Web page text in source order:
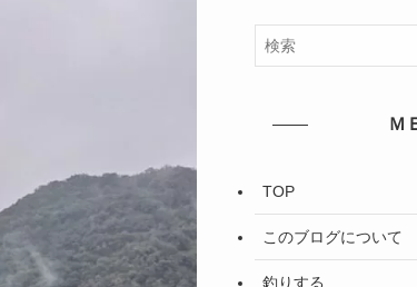
Ｍ
TOP
このブログについて
釣りする